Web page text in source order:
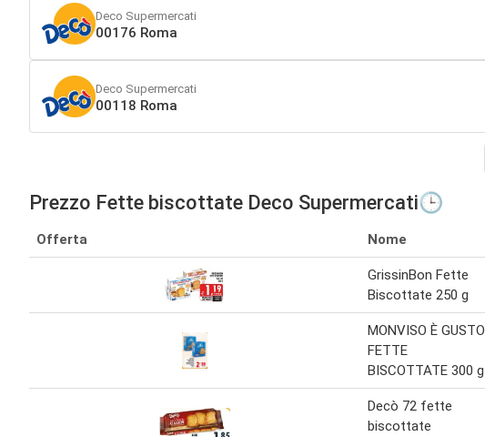
Deco Supermercati
00176 Roma
Deco Supermercati
00118 Roma
Prezzo Fette biscottate Deco Supermercati🕒
Offerta Nome
GrissinBon Fette
Biscottate 250 g
MONVISO È GUSTO
FETTE
BISCOTTATE 300 g
Decò 72 fette
biscottate